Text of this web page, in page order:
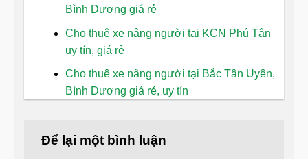
Bình Dương giá rẻ
Cho thuê xe nâng người tại KCN Phú Tân
uy tín, giá rẻ
Cho thuê xe nâng người tại Bắc Tân Uyên,
Bình Dương giá rẻ, uy tín
Để lại một bình luận